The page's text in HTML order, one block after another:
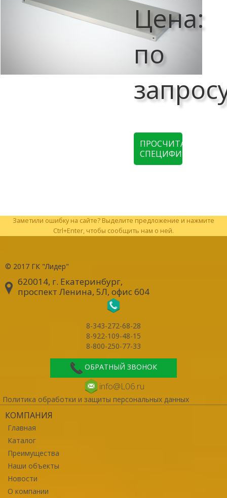
Цена:
по
ПРОСЧИТАТЬ
СПЕЦИФИКАЦИЮ
Заметили ошибку на сайте? Выделите предложение и нажмите
Ctrl+Enter, чтобы сообщить нам о ней.
© 2017 ГК "Лидер"
620014, г. Екатеринбург,
проспект Ленина, 5Л, офис 604
8-343-272-68-28
8-922-109-48-15
8-800-250-77-33
ОБРАТНЫЙ ЗВОНОК
info@L06.ru
Политика обработки и защиты персональных данных
КОМПАНИЯ
Главная
Каталог
Преимущества
Наши объекты
Новости
О компании